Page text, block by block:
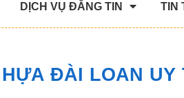
DỊCH VỤ ĐĂNG TIN TIN
ĐÀI LOAN UY